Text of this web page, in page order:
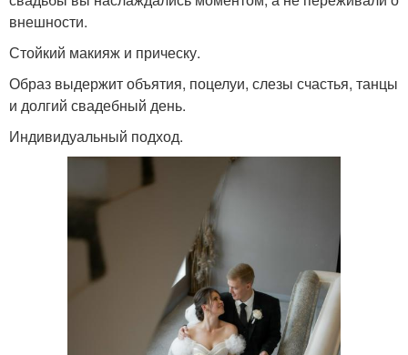
внешности.
Стойкий макияж и прическу.
Образ выдержит объятия, поцелуи, слезы счастья, танцы
и долгий свадебный день.
Индивидуальный подход.